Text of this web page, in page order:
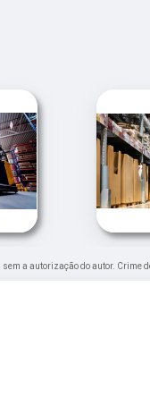
a autorização do autor. Crime